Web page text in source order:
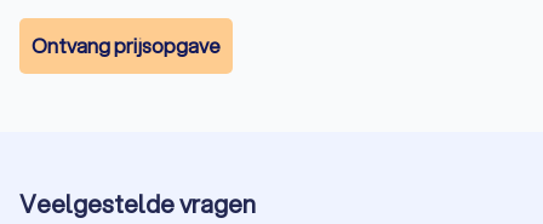
Ontvang prijsopgave
Veelgestelde vragen